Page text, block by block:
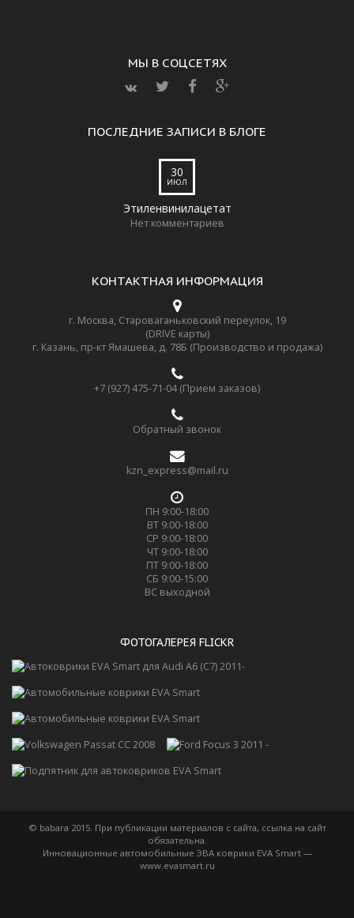
МЫ В СОЦСЕТЯХ
ПОСЛЕДНИЕ ЗАПИСИ В БЛОГЕ
30
ИЮЛ
Этиленвинилацетат
Нет комментариев
КОНТАКТНАЯ ИНФОРМАЦИЯ
г. Москва, Староваганьковский переулок, 19
(DRIVE карты)
г. Казань, пр-кт Ямашева, д. 78Б (Производство и продажа)
+7 (927) 475-71-04 (Прием заказов)
Обратный звонок
kzn_express@mail.ru
ПН 9:00-18:00
ВТ 9:00-18:00
СР 9:00-18:00
ЧТ 9:00-18:00
ПТ 9:00-18:00
СБ 9:00-15:00
ВС выходной
ФОТОГАЛЕРЕЯ FLICKR
© babara 2015. При публикации материалов с сайта, ссылка на сайт
обязательна.
Инновационные автомобильные ЭВА коврики EVA Smart —
www.evasmart.ru